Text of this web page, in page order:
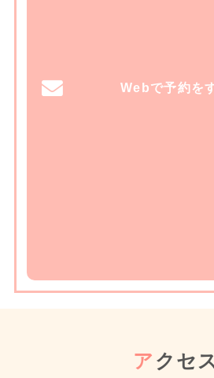
Webで予約を
ア クセ